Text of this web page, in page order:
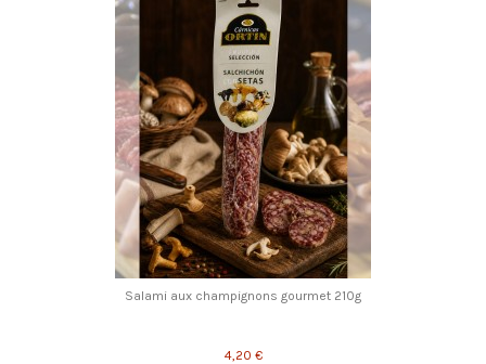
Salami aux champignons gourmet 210g
4,20 €